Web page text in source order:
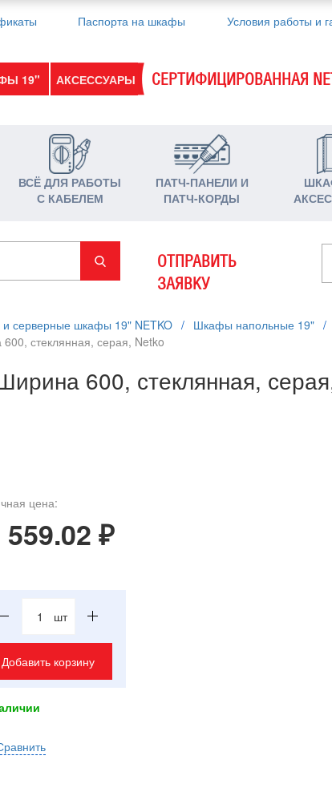
Паспорта на шкафы Условия работы и
19" АКСЕССУАРЫ СЕРТИФИЦИРОВАННАЯ
ВСЁ ДЛЯ РАБОТЫ
С КАБЕЛЕМ
ПАТЧ-ПАНЕЛИ И
ПАТЧ-КОРДЫ
ОТПРАВИТЬ
ЗАЯВКУ
серверные шкафы 19" NETKO / Шкафы напольные 19" /
стеклянная, серая, Netko
600, стеклянная,
цена:
559.02 ₽
шт
Добавить корзину